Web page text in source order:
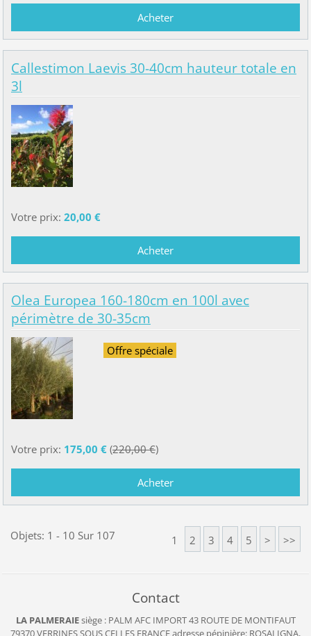
Callestimon Laevis 30-40cm hauteur totale en
3l
Votre prix: 20,00 €
Olea Europea 160-180cm en 100l avec
périmètre de 30-35cm
Offre spéciale
Votre prix: 175,00 €(220,00 €)
Objets: 1 - 10 Sur 107 1 2 3 4 5 > >>
Contact
LA PALMERAIEsiège : PALM AFC IMPORT43 ROUTE DE MONTIFAUT
79370 VERRINES SOUS CELLES FRANCEadresse pépinière: ROSALIGNA,